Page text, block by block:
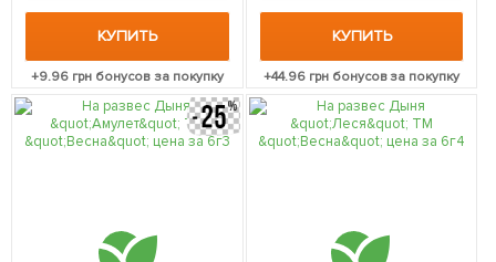
КУПИТЬ
+9.96 грн бонусов за покупку
КУПИТЬ
+44.96грн бонусов за покупку